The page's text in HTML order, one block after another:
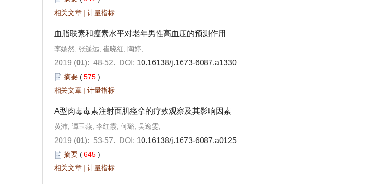
相关文章 | 计量指标
血脂联素和瘦素水平对老年男性高血压的预测作用
李嫣然, 张遥远, 崔晓红, 陶婷,
2019 (01): 48-52. DOI: 10.16138/j.1673-6087.a1330
摘要 ( 575 )
相关文章 | 计量指标
A型肉毒毒素注射面肌痉挛的疗效观察及其影响因素
黄沛, 谭玉燕, 李红霞, 何璐, 吴逸雯,
2019 (01): 53-57. DOI: 10.16138/j.1673-6087.a0125
摘要 ( 645 )
相关文章 | 计量指标